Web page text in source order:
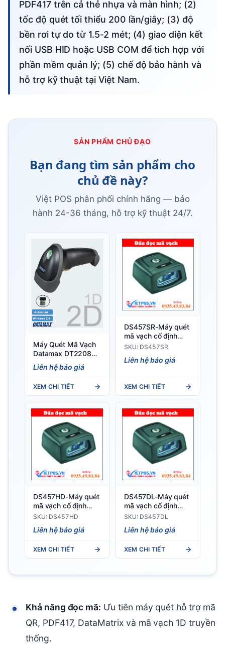
PDF417 trên cả thẻ nhựa và màn hình; (2)
tốc độ quét tối thiểu 200 lần/giây; (3) độ
bền rơi tự do từ 1.5-2 mét; (4) giao diện kết
nối USB HID hoặc USB COM để tích hợp với
phần mềm quản lý; (5) chế độ bảo hành và
hỗ trợ kỹ thuật tại Việt Nam.
SẢN PHẨM CHỦ ĐẠO
Bạn đang tìm sản phẩm cho
chủ đề này?
Việt POS phân phối chính hãng — bảo
hành 24-36 tháng, hỗ trợ kỹ thuật 24/7.
Máy Quét Mã Vạch
Datamax DT2208W
– Máy Quét 2D Giá
Rẻ, Đa Năng Cho
Liên hệ báo giá
XEM CHI TIẾT
DS457SR-Máy quét
mã vạch cố định
Zebra
SKU: DS457SR
Liên hệ báo giá
XEM CHI TIẾT
DS457HD-Máy quét
mã vạch cố định
Zebra
SKU: DS457HD
Liên hệ báo giá
XEM CHI TIẾT
DS457DL-Máy quét
mã vạch cố định
Zebra
SKU: DS457DL
Liên hệ báo giá
XEM CHI TIẾT
Khả năng đọc mã: Ưu tiên máy quét hỗ trợ mã
QR, PDF417, DataMatrix và mã vạch 1D truyền
thống.